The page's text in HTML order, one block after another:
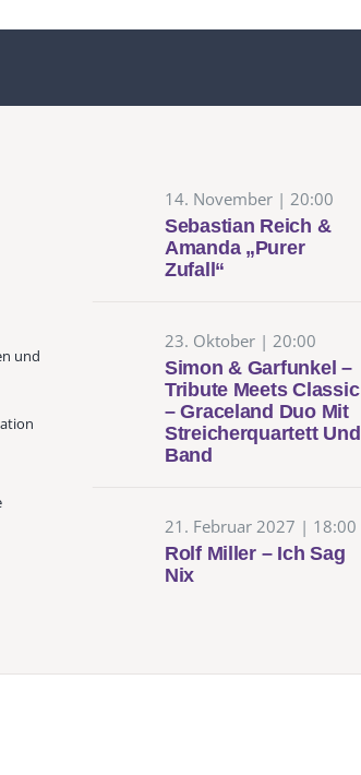
und
14. November | 20:00
Sebastian Reich &
Amanda „Purer
Zufall“
23. Oktober | 20:00
Simon & Garfunkel –
Tribute Meets Classic
– Graceland Duo Mit
Streicherquartett Und
Band
21. Februar 2027 | 18:00
Rolf Miller – Ich Sag
Nix